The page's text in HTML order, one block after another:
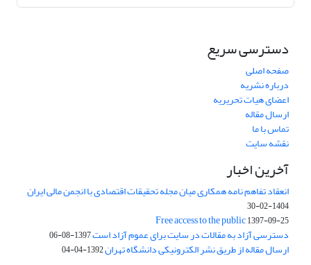
دسترسی سریع
صفحه اصلی
درباره نشریه
اعضای هیات تحریریه
ارسال مقاله
تماس با ما
نقشه سایت
آخرین اخبار
انعقاد تفاهم نامه همکاری میان مجله تحقیقات اقتصادی با انجمن مالی ایران
1404-02-30
Free access to the public1397-09-25
دسترسی آزاد به مقالات در سایت برای عموم آزاد است1397-08-06
ارسال مقاله از طریق نشر الکترونیکی دانشگاه تهران1392-04-04